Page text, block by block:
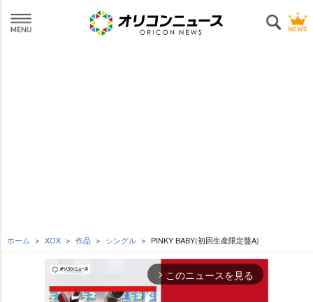
ホーム XOX 作品 シングル PINKY BABY(初回生産限定盤A)
arrow_forward_ios このニュースを見る